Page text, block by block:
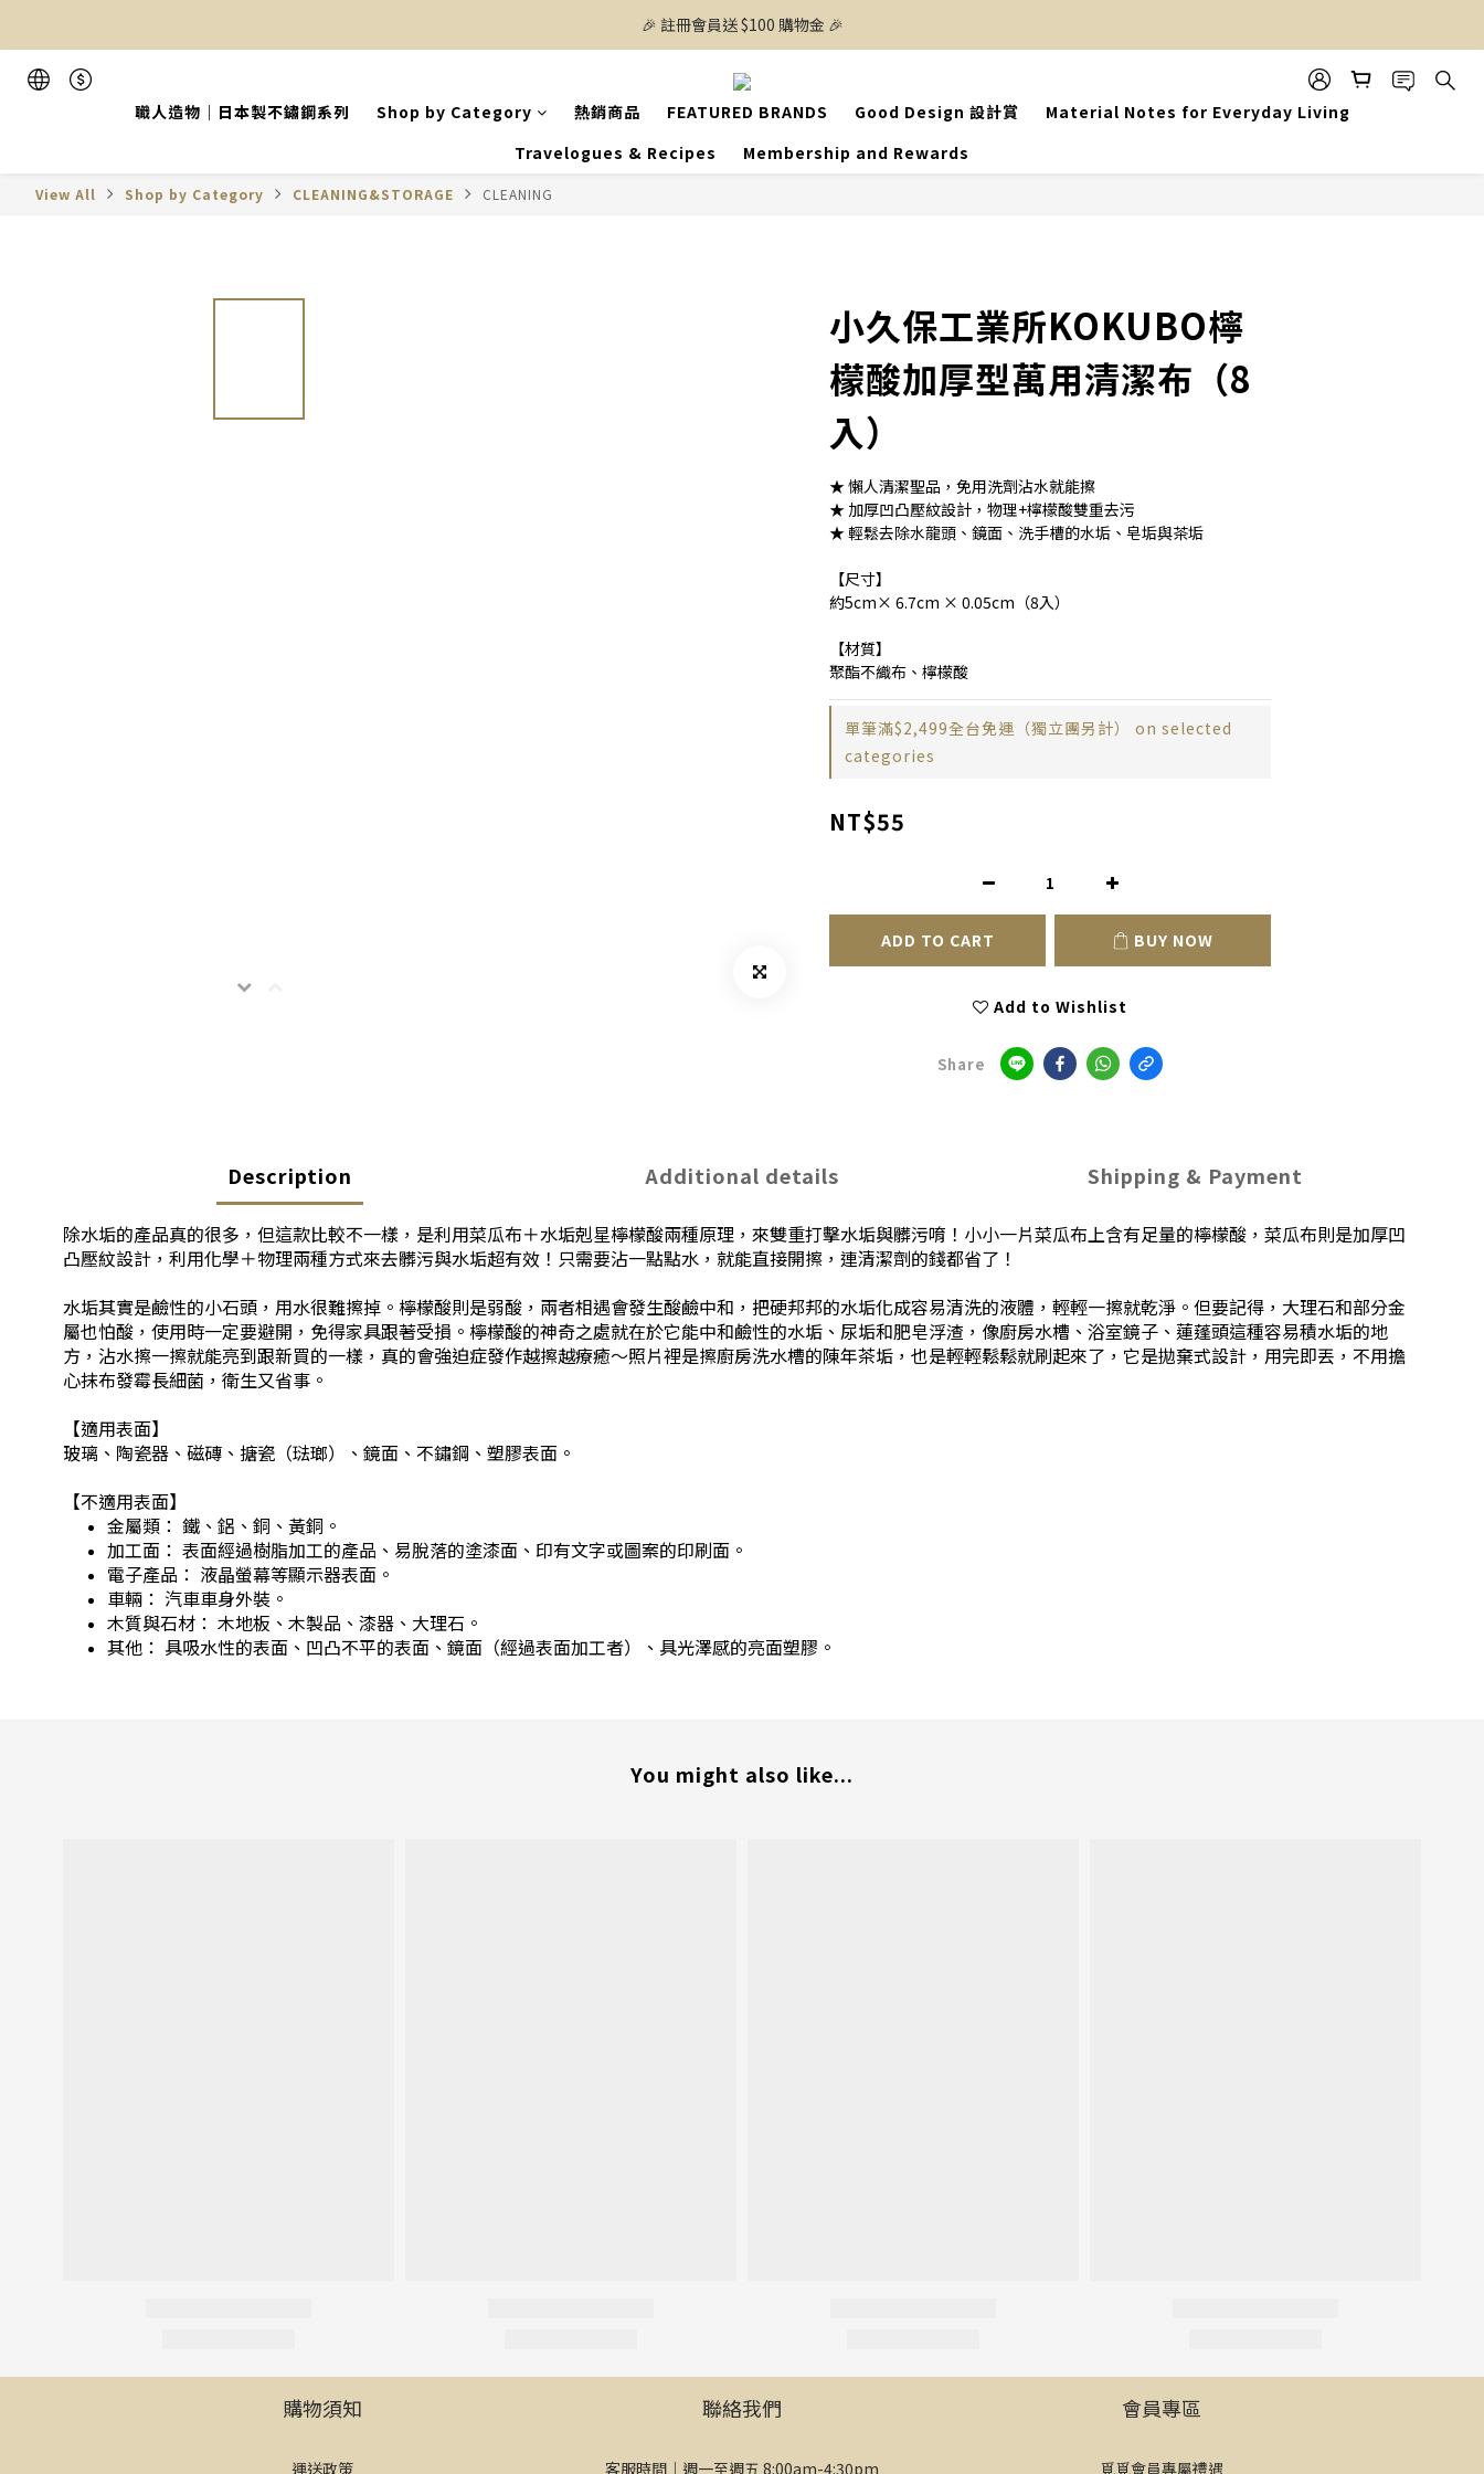
🎉 註冊會員送 $100 購物金 🎉
職人造物｜日本製不鏽鋼系列 Shop by Category 熱銷商品 FEATURED BRANDS Good Design 設計賞
Material Notes for Everyday Living
Travelogues & Recipes
Membership and Rewards
View All Shop by Category CLEANING&STORAGE CLEANING
小久保工業所KOKUBO檸
檬酸加厚型萬用清潔布（8
入）
★ 懶人清潔聖品，免用洗劑沾水就能擦
★ 加厚凹凸壓紋設計，物理+檸檬酸雙重去污
★ 輕鬆去除水龍頭、鏡面、洗手槽的水垢、皂垢與茶垢
【尺寸】
約5cm× 6.7cm × 0.05cm（8入）
【材質】
聚酯不織布、檸檬酸
單筆滿$2,499全台免運（獨立團另計） on selected
categories
NT$55
ADD TO CART BUY NOW
Add to Wishlist
Share
Description Additional details Shipping & Payment
除水垢的產品真的很多，但這款比較不一樣，是利用菜瓜布＋水垢剋星檸檬酸兩種原理，來雙重打擊水垢與髒污唷！小小一片菜瓜布上含有足量的檸檬酸，菜瓜布則是加厚凹
凸壓紋設計，利用化學＋物理兩種方式來去髒污與水垢超有效！只需要沾一點點水，就能直接開擦，連清潔劑的錢都省了！
水垢其實是鹼性的小石頭，用水很難擦掉。檸檬酸則是弱酸，兩者相遇會發生酸鹼中和，把硬邦邦的水垢化成容易清洗的液體，輕輕一擦就乾淨。但要記得，大理石和部分金
屬也怕酸，使用時一定要避開，免得家具跟著受損。檸檬酸的神奇之處就在於它能中和鹼性的水垢、尿垢和肥皂浮渣，像廚房水槽、浴室鏡子、蓮蓬頭這種容易積水垢的地
方，沾水擦一擦就能亮到跟新買的一樣，真的會強迫症發作越擦越療癒～照片裡是擦廚房洗水槽的陳年茶垢，也是輕輕鬆鬆就刷起來了，它是拋棄式設計，用完即丟，不用擔
心抹布發霉長細菌，衛生又省事。
【適用表面】
玻璃、陶瓷器、磁磚、搪瓷（琺瑯）、鏡面、不鏽鋼、塑膠表面。
【不適用表面】
金屬類： 鐵、鋁、銅、黃銅。
加工面： 表面經過樹脂加工的產品、易脫落的塗漆面、印有文字或圖案的印刷面。
電子產品： 液晶螢幕等顯示器表面。
車輛： 汽車車身外裝。
木質與石材： 木地板、木製品、漆器、大理石。
其他： 具吸水性的表面、凹凸不平的表面、鏡面（經過表面加工者）、具光澤感的亮面塑膠。
You might also like...
購物須知
運送政策
聯絡我們
客服時間｜週一至週五 8:00am-4:30pm
會員專區
覓覓會員專屬禮遇